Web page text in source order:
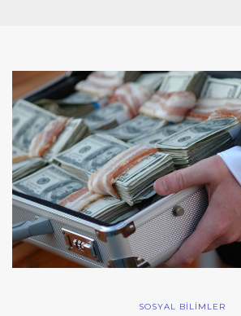
SOSYAL BİLİMLER